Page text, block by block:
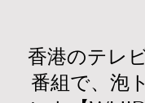
香港のテレ
番組で、泡